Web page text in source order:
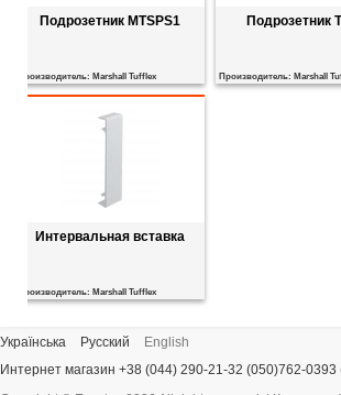
Подрозетник MTSPS1
Производитель: Marshall Tufflex
Подрозетник
Производитель: Marshall
Интервальная вставка
Производитель: Marshall Tufflex
Українська Русский
English
Интернет магазин +38 (044) 290-21-32 (050)762-